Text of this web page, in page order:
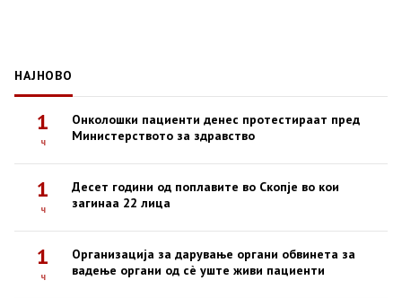
НАЈНОВО
1
ч
Онколошки пациенти денес протестираат пред
Министерството за здравство
1
ч
Десет години од поплавите во Скопје во кои
загинаа 22 лица
1
ч
Организација за дарување органи обвинета за
вадење органи од сè уште живи пациенти